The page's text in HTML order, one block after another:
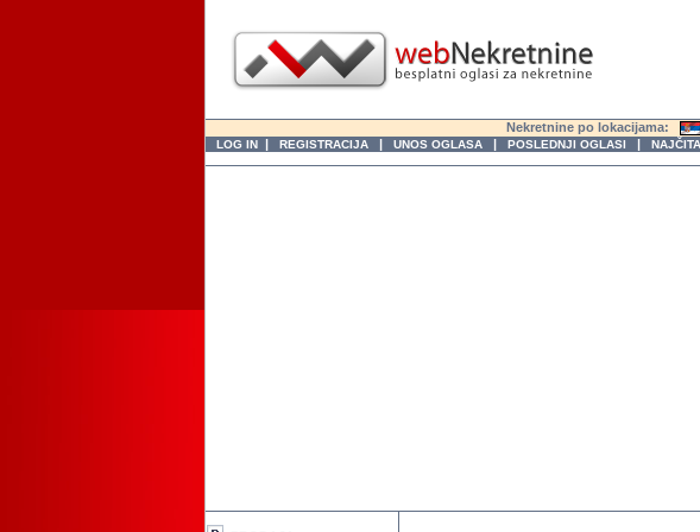
Nekretnine po lokacijama:
LOG IN | REGISTRACIJA | UNOS OGLASA | POSLEDNJI OGLASI |